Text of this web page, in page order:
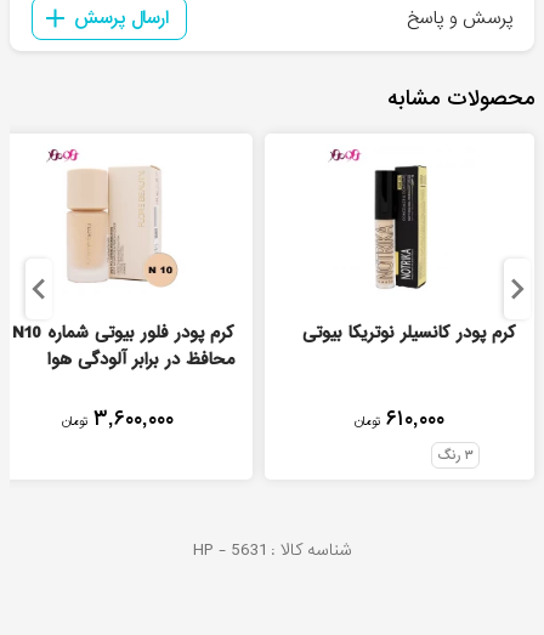
پرسش و پاسخ ارسال پرسش
محصولات مشابه
کرم پودر کانسیلر نوتریکا بیوتی
۶۱۰,۰۰۰ تومان
۳ رنگ
کرم پودر فلور بیوتی شماره N10
محافظ در برابر آلودگی هوا
۳,۶۰۰,۰۰۰ تومان
شناسه کالا : HP - 5631